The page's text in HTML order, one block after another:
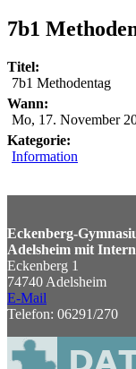
7b1
Titel:
7b1 Methodentag
Wann:
Mo, 17. November
Kategorie:
Information
Eckenberg-
Adelsheim mit
Eckenberg 1
74740 Adelsheim
E-Mail
Telefon: 06291/270